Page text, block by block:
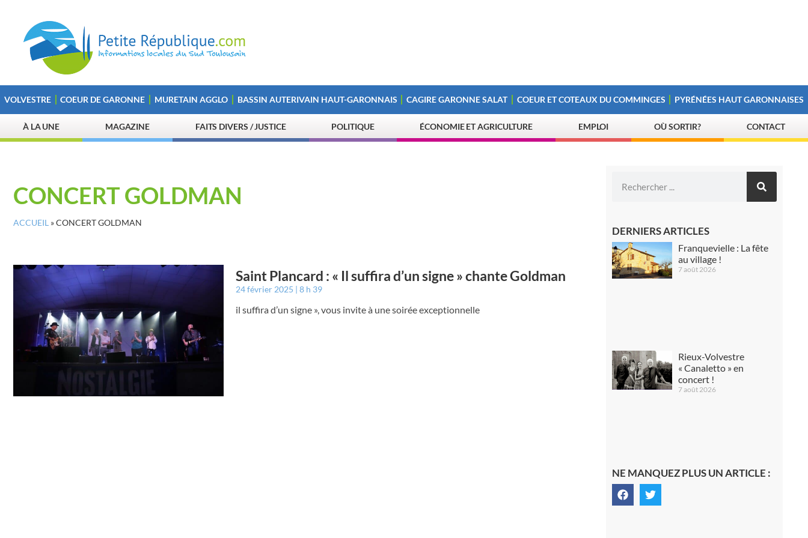
VOLVESTRE COEUR DE GARONNE MURETAIN AGGLO BASSIN AUTERIVAIN HAUT-GARONNAIS CAGIRE GARONNE SALAT COEUR ET COTEAUX DU COMMINGES PYRÉNÉES HAUT GARONNAISES
À LA UNE MAGAZINE FAITS DIVERS / JUSTICE POLITIQUE ÉCONOMIE ET AGRICULTURE EMPLOI OÙ SORTIR? CONTACT
CONCERT GOLDMAN
ACCUEIL »CONCERT GOLDMAN
Saint Plancard : « Il suffira d’un signe » chante Goldman
24 février 2025 8 h 39
il suffira d’un signe », vous invite à une soirée exceptionnelle
DERNIERS ARTICLES
Franquevielle : La fête
au village !
7 août 2026
Rieux-Volvestre
« Canaletto » en
concert !
7 août 2026
NE MANQUEZ PLUS UN ARTICLE :